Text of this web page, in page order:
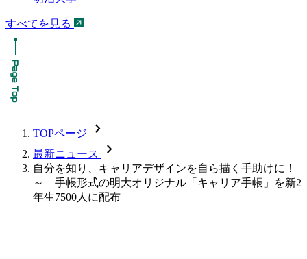
すべてを見る
TOPページ chevron_forward
最新ニュース chevron_forward
自分を知り、キャリアデザインを自ら描く手助けに！
～ 手帳形式の明大オリジナル「キャリア手帳」を新2
年生7500人に配布